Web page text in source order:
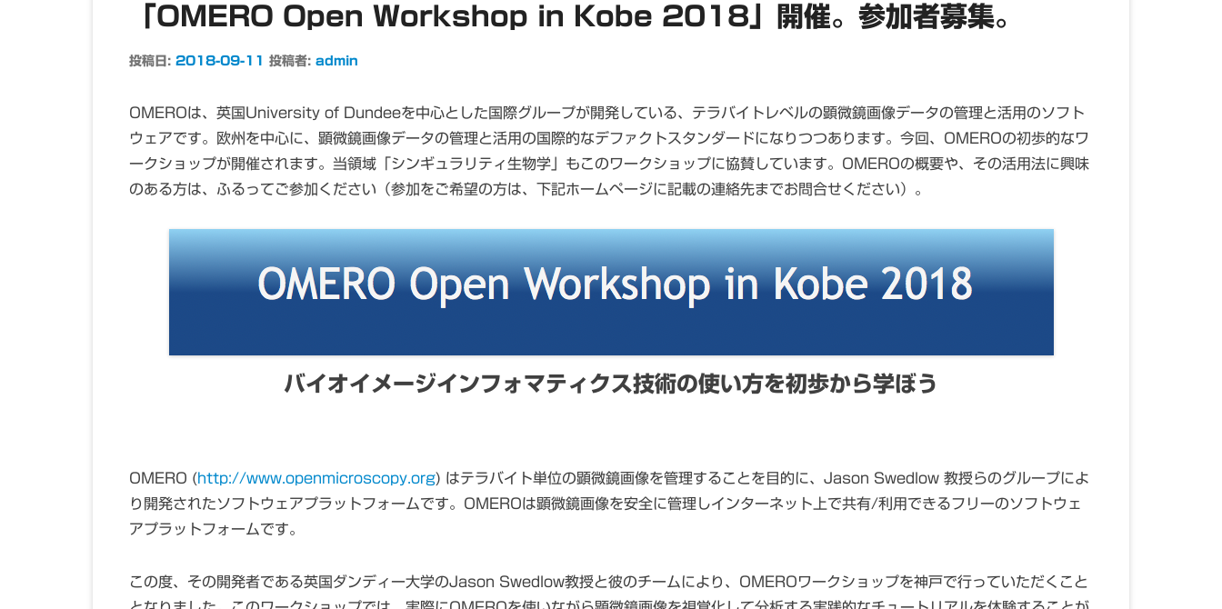
「OMERO Open Workshop in Kobe 2018」開催。参加者募集。
投稿日: 2018-09-11 投稿者: admin
OMEROは、英国University of Dundeeを中心とした国際グループが開発している、テラバイトレベルの顕微鏡画像データの管理と活用のソフト
ウェアです。欧州を中心に、顕微鏡画像データの管理と活用の国際的なデファクトスタンダードになりつつあります。今回、OMEROの初歩的なワ
ークショップが開催されます。当領域「シンギュラリティ生物学」もこのワークショップに協賛しています。OMEROの概要や、その活用法に興味
のある方は、ふるってご参加ください（参加をご希望の方は、下記ホームページに記載の連絡先までお問合せください）。
バイオイメージインフォマティクス技術の使い方を初歩から学ぼう
OMERO (http://www.openmicroscopy.org) はテラバイト単位の顕微鏡画像を管理することを目的に、Jason Swedlow 教授らのグループによ
り開発されたソフトウェアプラットフォームです。OMEROは顕微鏡画像を安全に管理しインターネット上で共有/利用できるフリーのソフトウェ
アプラットフォームです。
この度、その開発者である英国ダンディー大学のJason Swedlow教授と彼のチームにより、OMEROワークショップを神戸で行っていただくこと